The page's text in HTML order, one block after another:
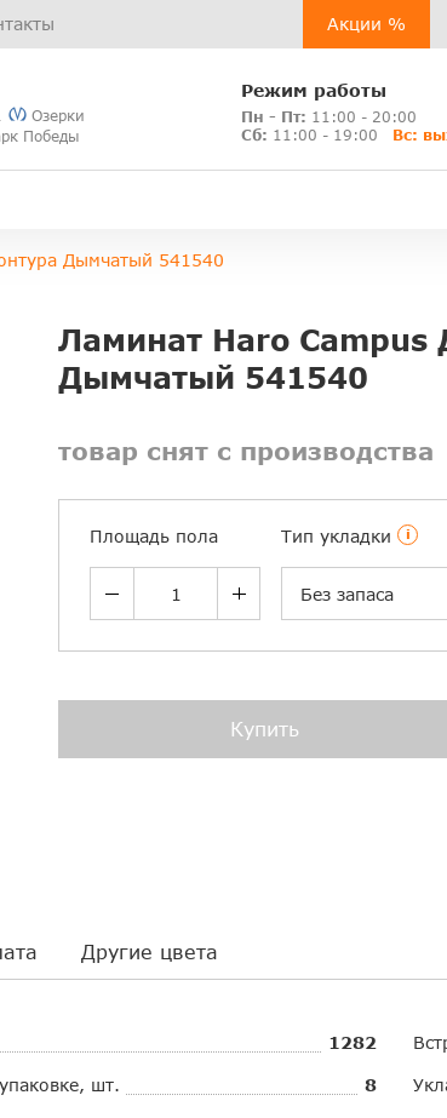
Акции %
Озерки
Победы
Режим работы
Пн - Пт: 11:00 - 20:00
Сб: 11:00 - 19:00 Вс:
Дымчатый 541540
Ламинат Haro Campus
Дымчатый 541540
товар снят с производства
Площадь пола Тип укладки i
Без запаса
Купить
Другие цвета
1282
шт. 8